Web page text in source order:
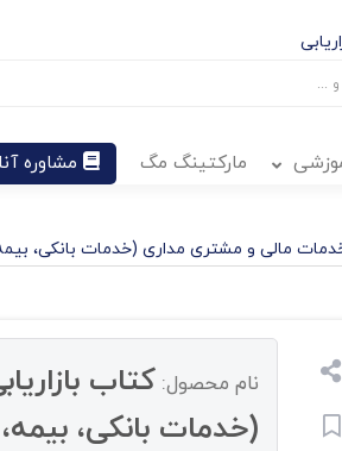
مارکتینگ مگ مشاوره
خدمات مالی و مشتری مداری (خدمات بانکی،
نام محصول: کتاب
(خدمات بانکی،